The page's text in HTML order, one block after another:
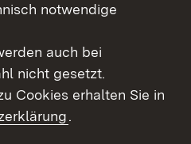
notwendige
auch bei
nicht gesetzt.
Cookies erhalten Sie in
.